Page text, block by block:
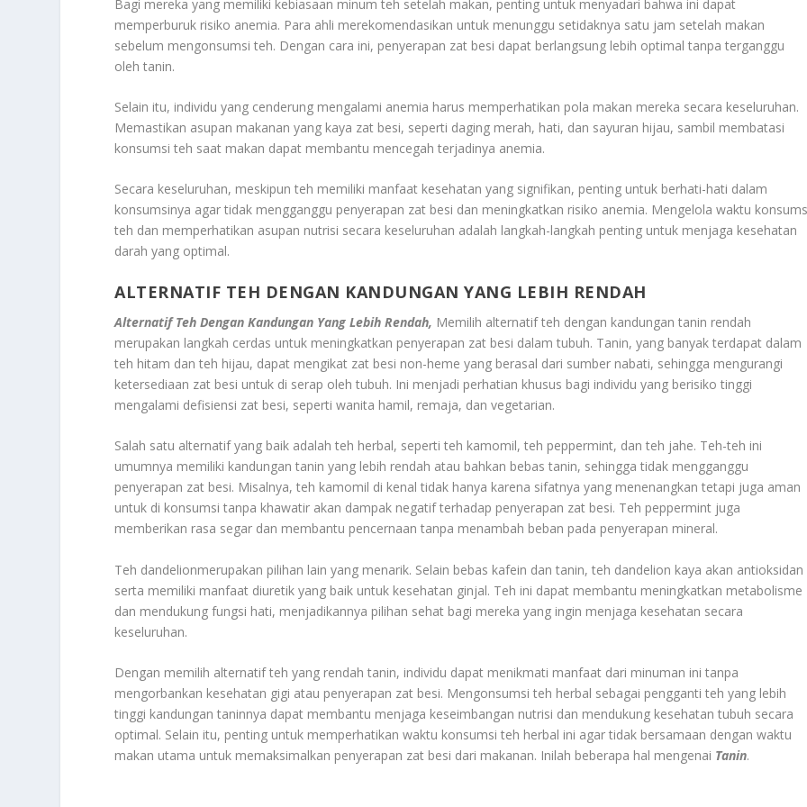
Bagi mereka yang memiliki kebiasaan minum teh setelah makan, penting untuk menyadari bahwa ini dapat
memperburuk risiko anemia. Para ahli merekomendasikan untuk menunggu setidaknya satu jam setelah makan
sebelum mengonsumsi teh. Dengan cara ini, penyerapan zat besi dapat berlangsung lebih optimal tanpa terganggu
oleh tanin.
Selain itu, individu yang cenderung mengalami anemia harus memperhatikan pola makan mereka secara keseluruhan.
Memastikan asupan makanan yang kaya zat besi, seperti daging merah, hati, dan sayuran hijau, sambil membatasi
konsumsi teh saat makan dapat membantu mencegah terjadinya anemia.
Secara keseluruhan, meskipun teh memiliki manfaat kesehatan yang signifikan, penting untuk berhati-hati dalam
konsumsinya agar tidak mengganggu penyerapan zat besi dan meningkatkan risiko anemia. Mengelola waktu
teh dan memperhatikan asupan nutrisi secara keseluruhan adalah langkah-langkah penting untuk menjaga kesehatan
darah yang optimal.
ALTERNATIF TEH DENGAN KANDUNGAN YANG LEBIH RENDAH
Alternatif Teh Dengan Kandungan Yang Lebih Rendah, Memilih alternatif teh dengan kandungan tanin rendah
merupakan langkah cerdas untuk meningkatkan penyerapan zat besi dalam tubuh. Tanin, yang banyak terdapat dalam
teh hitam dan teh hijau, dapat mengikat zat besi non-heme yang berasal dari sumber nabati, sehingga mengurangi
ketersediaan zat besi untuk di serap oleh tubuh. Ini menjadi perhatian khusus bagi individu yang berisiko tinggi
mengalami defisiensi zat besi, seperti wanita hamil, remaja, dan vegetarian.
Salah satu alternatif yang baik adalah teh herbal, seperti teh kamomil, teh peppermint, dan teh jahe. Teh-teh ini
umumnya memiliki kandungan tanin yang lebih rendah atau bahkan bebas tanin, sehingga tidak mengganggu
penyerapan zat besi. Misalnya, teh kamomil di kenal tidak hanya karena sifatnya yang menenangkan tetapi juga aman
untuk di konsumsi tanpa khawatir akan dampak negatif terhadap penyerapan zat besi. Teh peppermint juga
memberikan rasa segar dan membantu pencernaan tanpa menambah beban pada penyerapan mineral.
Teh dandelionmerupakan pilihan lain yang menarik. Selain bebas kafein dan tanin, teh dandelion kaya akan antioksidan
serta memiliki manfaat diuretik yang baik untuk kesehatan ginjal. Teh ini dapat membantu meningkatkan metabolisme
dan mendukung fungsi hati, menjadikannya pilihan sehat bagi mereka yang ingin menjaga kesehatan secara
keseluruhan.
Dengan memilih alternatif teh yang rendah tanin, individu dapat menikmati manfaat dari minuman ini tanpa
mengorbankan kesehatan gigi atau penyerapan zat besi. Mengonsumsi teh herbal sebagai pengganti teh yang lebih
tinggi kandungan taninnya dapat membantu menjaga keseimbangan nutrisi dan mendukung kesehatan tubuh secara
optimal. Selain itu, penting untuk memperhatikan waktu konsumsi teh herbal ini agar tidak bersamaan dengan waktu
makan utama untuk memaksimalkan penyerapan zat besi dari makanan. Inilah beberapa hal mengenai Tanin.